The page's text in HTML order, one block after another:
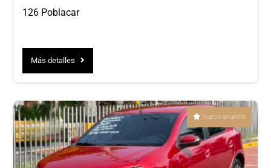
126 Poblacar
Más detalles
Nuevo anuncio